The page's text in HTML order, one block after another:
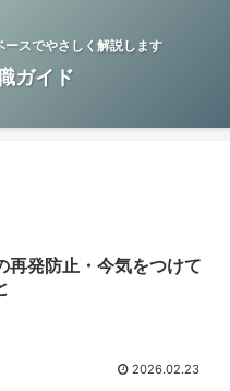
スでやさしく解説します
ガイド
再発防止・今気をつけて
2026.02.23